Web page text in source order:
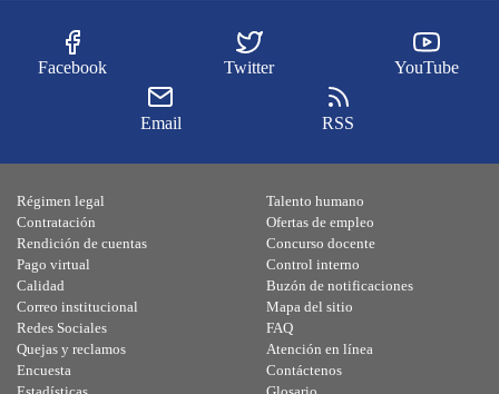
Facebook Twitter YouTube
Email RSS
Régimen legal
Contratación
Rendición de cuentas
Pago virtual
Calidad
Talento humano
Ofertas de empleo
Concurso docente
Control interno
Buzón de notificaciones
Correo institucional
Redes Sociales
Quejas y reclamos
Encuesta
Mapa del sitio
FAQ
Atención en línea
Contáctenos